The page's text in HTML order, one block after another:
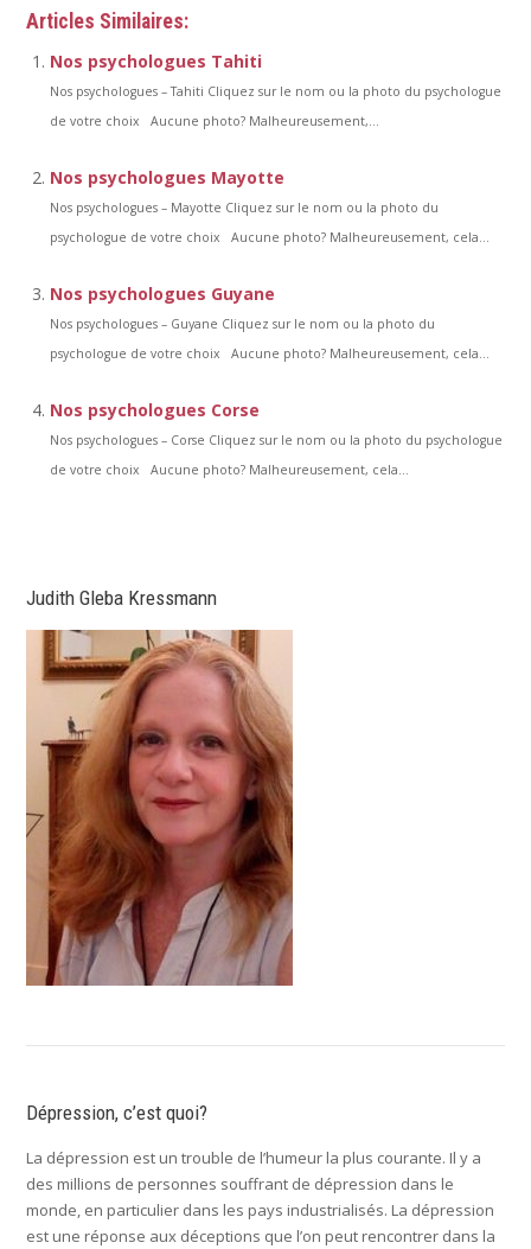
Articles Similaires:
Nos psychologues Tahiti
Nos psychologues – Tahiti Cliquez sur le nom ou la photo du psychologue
de votre choix Aucune photo? Malheureusement,...
Nos psychologues Mayotte
Nos psychologues – Mayotte Cliquez sur le nom ou la photo du
psychologue de votre choix Aucune photo? Malheureusement, cela...
Nos psychologues Guyane
Nos psychologues – Guyane Cliquez sur le nom ou la photo du
psychologue de votre choix Aucune photo? Malheureusement, cela...
Nos psychologues Corse
Nos psychologues – Corse Cliquez sur le nom ou la photo du psychologue
de votre choix Aucune photo? Malheureusement, cela...
Judith Gleba Kressmann
Dépression, c’est quoi?
La dépression est un trouble de l’humeur la plus courante. Il y a
des millions de personnes souffrant de dépression dans le
monde, en particulier dans les pays industrialisés. La dépression
est une réponse aux déceptions que l’on peut rencontrer dans la